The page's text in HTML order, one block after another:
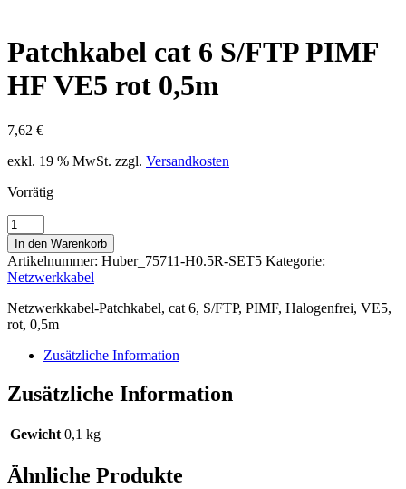
Patchkabel cat 6 S/FTP PIMF
HF VE5 rot 0,5m
7,62 €
exkl. 19 % MwSt. zzgl. Versandkosten
Vorrätig
Patchkabel
cat
6
S/FTP
PIMF
HF
VE5
0,5m
In den Warenkorb
Artikelnummer: Huber_75711-H0.5R-SET5 Kategorie:
Netzwerkkabel
Netzwerkkabel-Patchkabel, cat 6, S/FTP, PIMF, Halogenfrei, VE5,
rot, 0,5m
Zusätzliche Information
Zusätzliche Information
Gewicht 0,1 kg
Ähnliche Produkte